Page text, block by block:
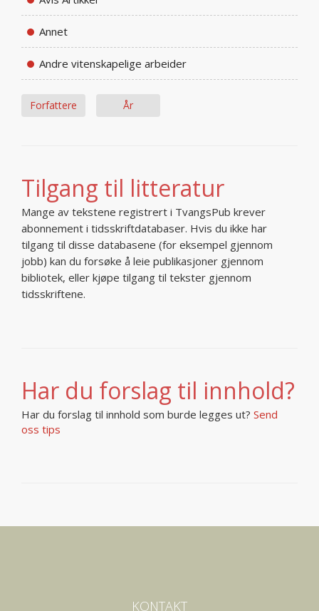
Annet
Andre vitenskapelige arbeider
Forfattere År
Tilgang til litteratur
Mange av tekstene registrert i TvangsPub krever
abonnement i tidsskriftdatabaser. Hvis du ikke har
tilgang til disse databasene (for eksempel gjennom
jobb) kan du forsøke å leie publikasjoner gjennom
bibliotek, eller kjøpe tilgang til tekster gjennom
tidsskriftene.
Har du forslag til innhold?
Har du forslag til innhold som burde legges ut? Send
oss tips
KONTAKT